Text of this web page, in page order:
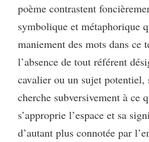
poème contrastent
symbolique et métaphorique
maniement des mots dans ce
l’absence de tout référent
cavalier ou un sujet potentiel,
cherche subversivement à ce
s’approprie l’espace et sa
d’autant plus connotée par